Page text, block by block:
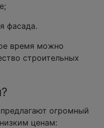
фасада.
время можно
строительных
огромный
ценам: